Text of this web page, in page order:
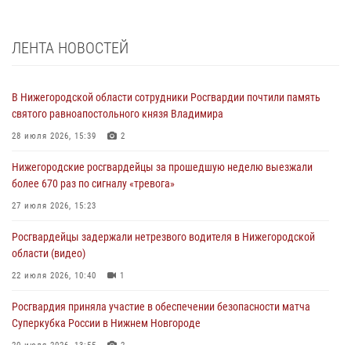
ЛЕНТА НОВОСТЕЙ
В Нижегородской области сотрудники Росгвардии почтили память
святого равноапостольного князя Владимира
28 июля 2026, 15:39 2
Нижегородские росгвардейцы за прошедшую неделю выезжали
более 670 раз по сигналу «тревога»
27 июля 2026, 15:23
Росгвардейцы задержали нетрезвого водителя в Нижегородской
области (видео)
22 июля 2026, 10:40 1
Росгвардия приняла участие в обеспечении безопасности матча
Суперкубка России в Нижнем Новгороде